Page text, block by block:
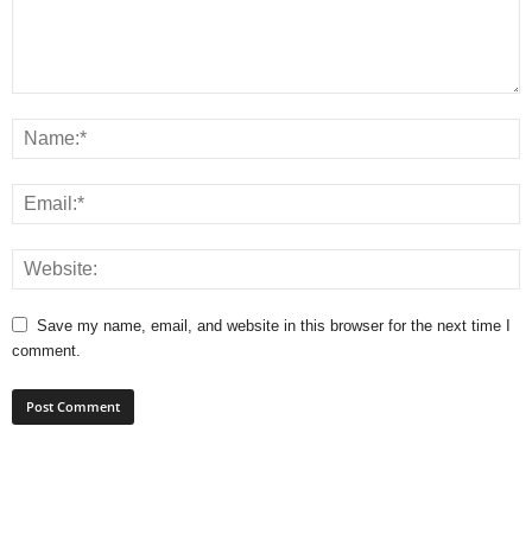
Save my name, email, and website in this browser for the next time I
comment.